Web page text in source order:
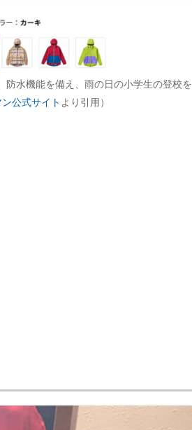
防水機能を備え、雨の日の小学生の登校を
公式サイト より引用）